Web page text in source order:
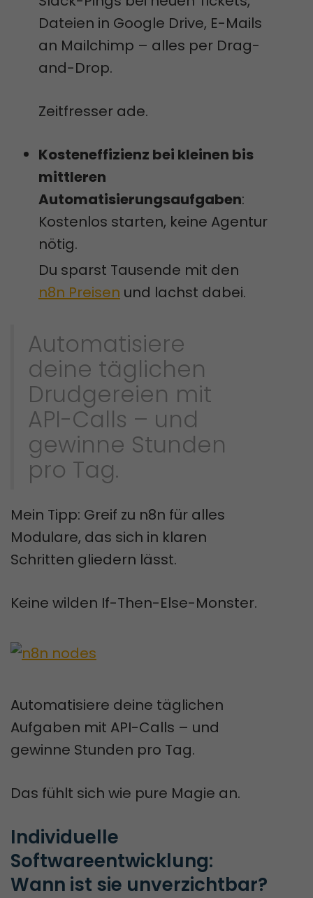
Dateien in Google Drive, E-Mails
an Mailchimp – alles per Drag-
and-Drop.
Zeitfresser ade.
Kosteneffizienz bei kleinen bis
mittleren
Automatisierungsaufgaben:
Kostenlos starten, keine Agentur
nötig.
Du sparst Tausende mit den
n8n Preisen und lachst dabei.
Automatisiere
deine täglichen
Drudgereien mit
API-Calls – und
gewinne Stunden
pro Tag.
Mein Tipp: Greif zu n8n für alles
Modulare, das sich in klaren
Schritten gliedern lässt.
Keine wilden If-Then-Else-Monster.
Automatisiere deine täglichen
Aufgaben mit API-Calls – und
gewinne Stunden pro Tag.
Das fühlt sich wie pure Magie an.
Individuelle
Softwareentwicklung:
Wann ist sie unverzichtbar?